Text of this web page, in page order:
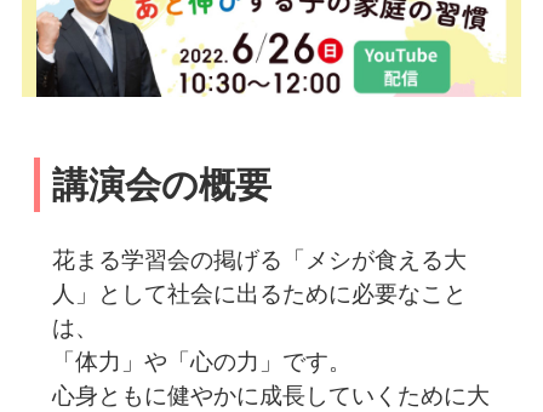
講演会の概要
花まる学習会の掲げる「メシが食える大
人」として社会に出るために必要なこと
は、
「体力」や「心の力」です。
心身ともに健やかに成長していくために大